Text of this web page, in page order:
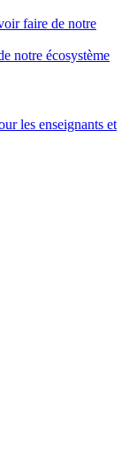
faire de notre
notre écosystème
les enseignants et